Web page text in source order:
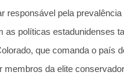
responsável pela
as políticas estadunidenses
que comanda o país
membros da elite